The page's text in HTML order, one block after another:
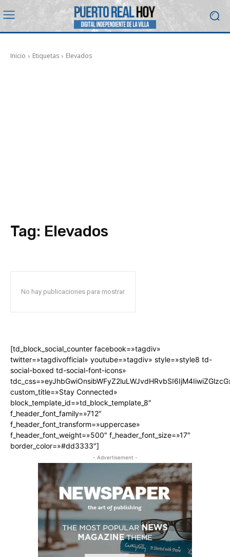
Inicio Etiquetas Elevados
Tag: Elevados
No hay publicaciones para mostrar
[td_block_social_counter facebook=»tagdiv»
twitter=»tagdivofficial» youtube=»tagdiv» style=»style8 td-
social-boxed td-social-font-icons»
custom_title=»Stay Connected»
block_template_id=»td_block_template_8″
f_header_font_family=»712″
f_header_font_transform=»uppercase»
f_header_font_weight=»500″ f_header_font_size=»17″
border_color=»#dd3333″]
- Advertisement -